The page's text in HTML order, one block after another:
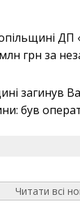
ДП
грн за
загинув
був
Читати всі